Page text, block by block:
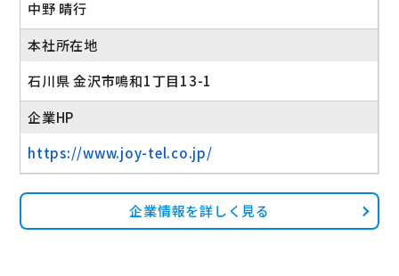
中野 晴行
本社所在地
石川県 金沢市鳴和1丁目13-1
企業HP
https://www.joy-tel.co.jp/
企業情報を詳しく見る